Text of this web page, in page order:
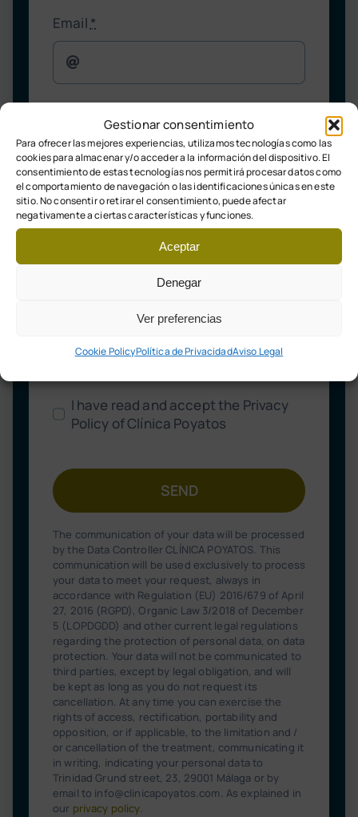
Gestionar consentimiento
Para ofrecer las mejores experiencias, utilizamos tecnologías como las
cookies para almacenar y/o acceder a la información del dispositivo. El
consentimiento de estas tecnologías nos permitirá procesar datos como
el comportamiento de navegación o las identificaciones únicas en este
sitio. No consentir o retirar el consentimiento, puede afectar
negativamente a ciertas características y funciones.
Aceptar
Denegar
Ver preferencias
Cookie PolicyPolítica de PrivacidadAviso Legal
Email *
Where do you want to be treated?
Leave a comment
I have read and accept the Privacy
Policy of Clínica Poyatos
SEND
The communication of your data will be processed
by the Data Controller CLÍNICA POYATOS. This
communication will be used exclusively to process
your data to meet your request, always in
accordance with Regulation (EU) 2016/679 of April
27, 2016 (RGPD), Organic Law 3/2018 of December
5 (LOPDGDD) and other current legal regulations
regarding the protection of personal data, on data
protection. Your data will not be communicated to
third parties, except by legal obligation, and will
be kept as long as you do not request its
cancellation. At any time you can exercise the
rights of access, rectification, portability and
opposition, or if applicable, to the limitation and /
or cancellation of the treatment, communicating it
in writing, indicating your personal data to
Trinidad Grund street, 23, 29001 Málaga or by
email to info@clinicapoyatos.com. As explained in
our privacy policy.